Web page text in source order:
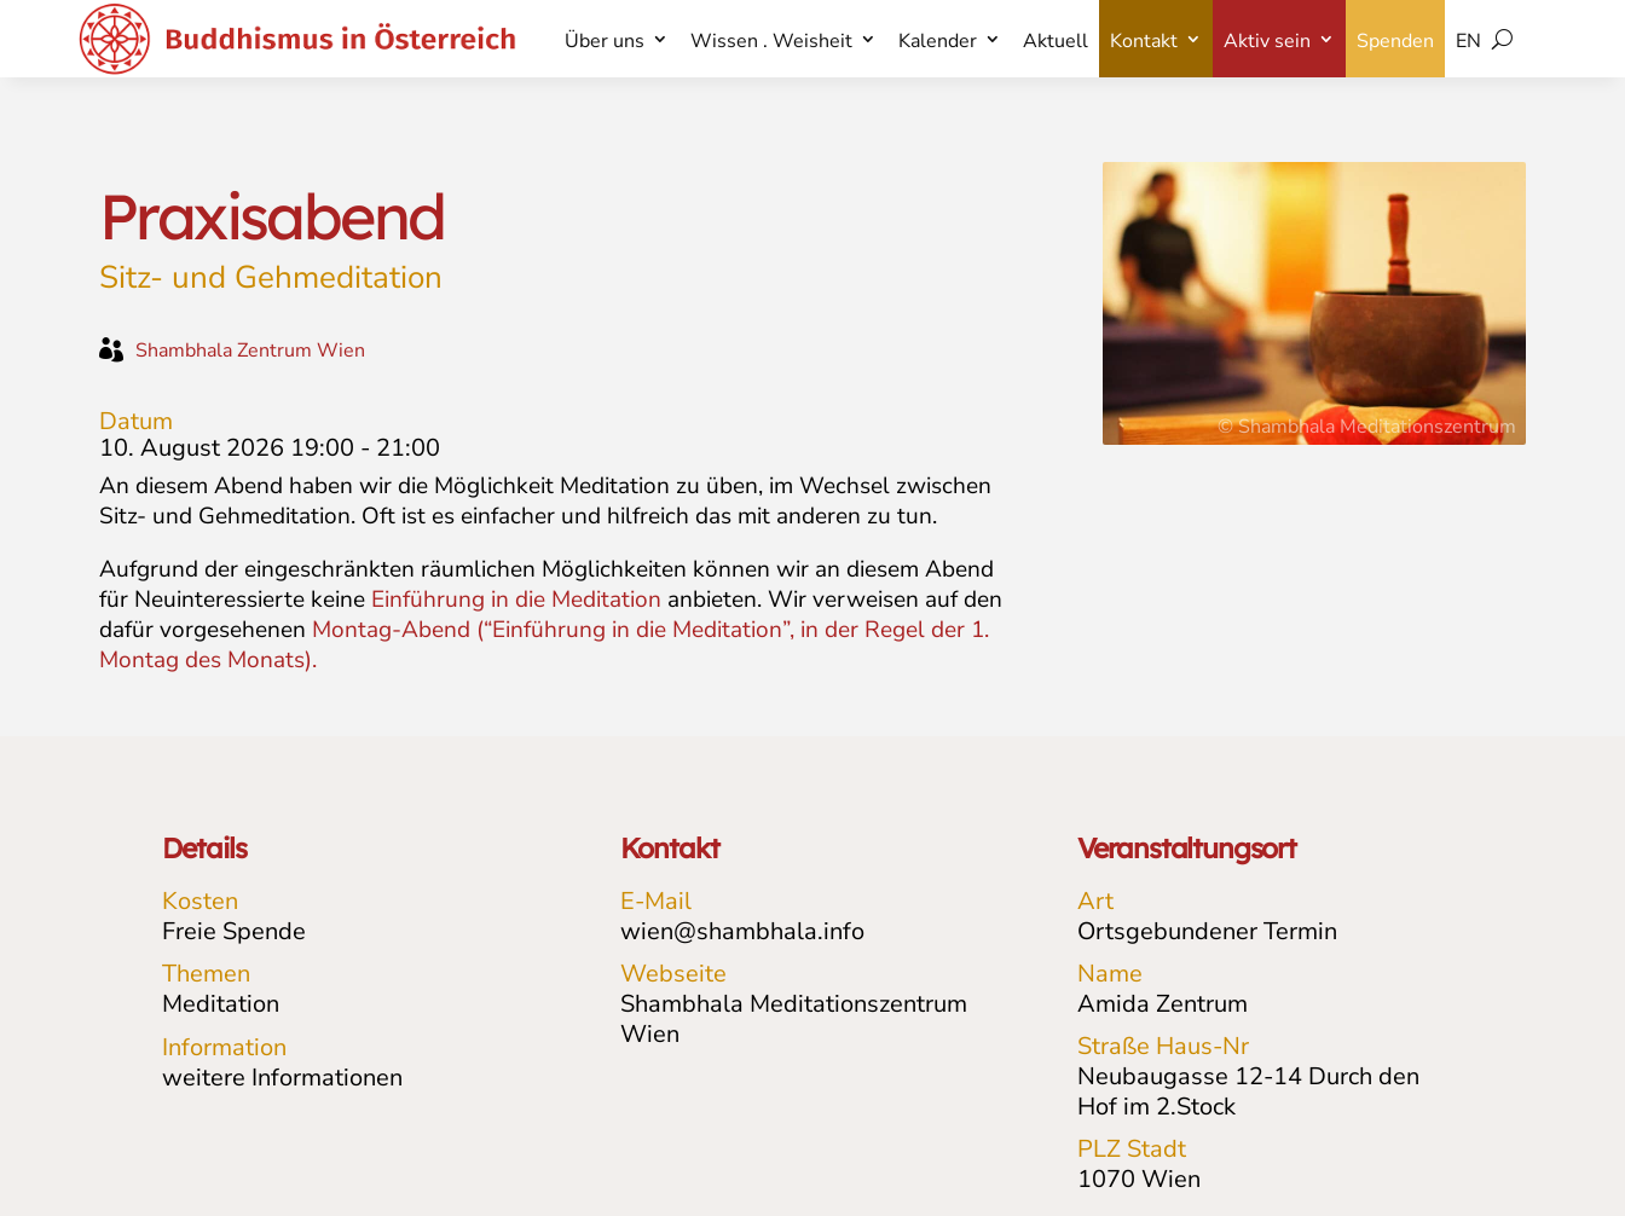
Über uns Wissen . Weisheit Kalender Aktuell Kontakt Aktiv sein Spenden EN
Über uns Wissen . Weisheit Kalender Aktuell Kontakt Aktiv sein Spenden EN
Praxisabend
Sitz- und Gehmeditation
 Shambhala Zentrum Wien
Datum
10. August 2026 19:00 - 21:00
An diesem Abend haben wir die Möglichkeit Meditation zu üben, im Wechsel zwischen
Sitz- und Gehmeditation. Oft ist es einfacher und hilfreich das mit anderen zu tun.
Aufgrund der eingeschränkten räumlichen Möglichkeiten können wir an diesem Abend
für Neuinteressierte keine Einführung in die Meditation anbieten. Wir verweisen auf den
dafür vorgesehenen Montag-Abend (“Einführung in die Meditation”, in der Regel der 1.
Montag des Monats).
© Shambhala Meditationszentrum
Details
Kosten
Freie Spende
Themen
Meditation
Information
weitere Informationen
Kontakt
E-Mail
wien@shambhala.info
Webseite
Shambhala Meditationszentrum
Wien
Veranstaltungsort
Art
Ortsgebundener Termin
Name
Amida Zentrum
Straße Haus-Nr
Neubaugasse 12-14 Durch den
Hof im 2.Stock
PLZ Stadt
1070 Wien